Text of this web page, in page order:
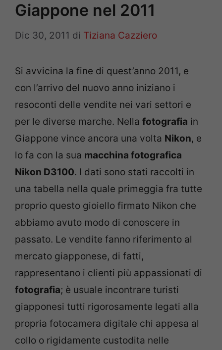
Giappone nel 2011
Dic 30, 2011 di Tiziana Cazziero
Si avvicina la fine di quest’anno 2011, e
con l’arrivo del nuovo anno iniziano i
resoconti delle vendite nei vari settori e
per le diverse marche. Nella fotografia in
Giappone vince ancora una volta Nikon, e
lo fa con la sua macchina fotografica
Nikon D3100. I dati sono stati raccolti in
una tabella nella quale primeggia fra tutte
proprio questo gioiello firmato Nikon che
abbiamo avuto modo di conoscere in
passato. Le vendite fanno riferimento al
mercato giapponese, di fatti,
rappresentano i clienti più appassionati di
fotografia; è usuale incontrare turisti
giapponesi tutti rigorosamente legati alla
propria fotocamera digitale chi appesa al
collo o rigidamente custodita nelle